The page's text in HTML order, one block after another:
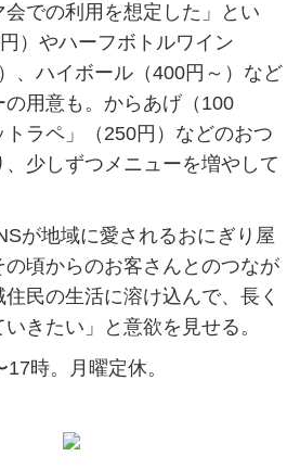
での利用を想定した」とい
）やハーフボトルワイン
、ハイボール（400円～）など
用意も。からあげ（100
トラペ」（250円）などのおつ
、少しずつメニューを増やして
が地域に愛されるおにぎり屋
の頃からのお客さんとのつなが
民の生活に溶け込んで、長く
きたい」と意欲を見せる。
時。月曜定休。